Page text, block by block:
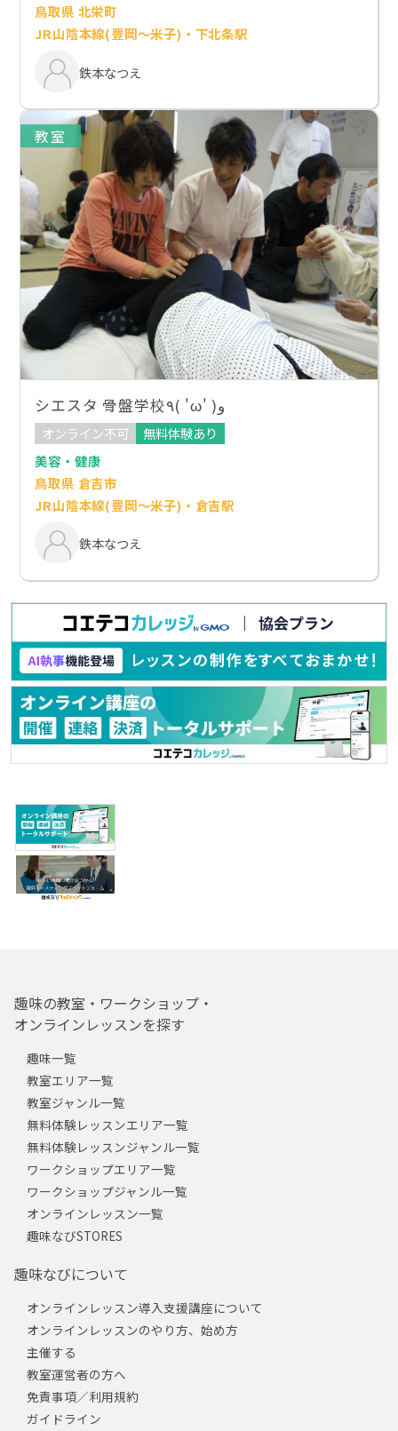
鳥取県 北栄町
JR山陰本線(豊岡～米子)・下北条駅
鉄本なつえ
教室
シエスタ 骨盤学校٩( 'ω' )و
オンライン不可
無料体験あり
美容・健康
鳥取県 倉吉市
JR山陰本線(豊岡～米子)・倉吉駅
鉄本なつえ
趣味の教室・ワークショップ・
オンラインレッスンを探す
趣味一覧
教室エリア一覧
教室ジャンル一覧
無料体験レッスンエリア一覧
無料体験レッスンジャンル一覧
ワークショップエリア一覧
ワークショップジャンル一覧
オンラインレッスン一覧
趣味なびSTORES
趣味なびについて
オンラインレッスン導入支援講座について
オンラインレッスンのやり方、始め方
主催する
教室運営者の方へ
免責事項／利用規約
ガイドライン